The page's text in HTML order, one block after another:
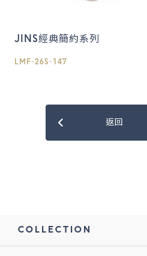
JINS經典簡約系列
LMF-26S-147
返回
COLLECTION